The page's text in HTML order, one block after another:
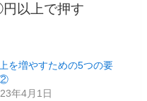
以上で押す
を増やすための5つの要
年4月1日